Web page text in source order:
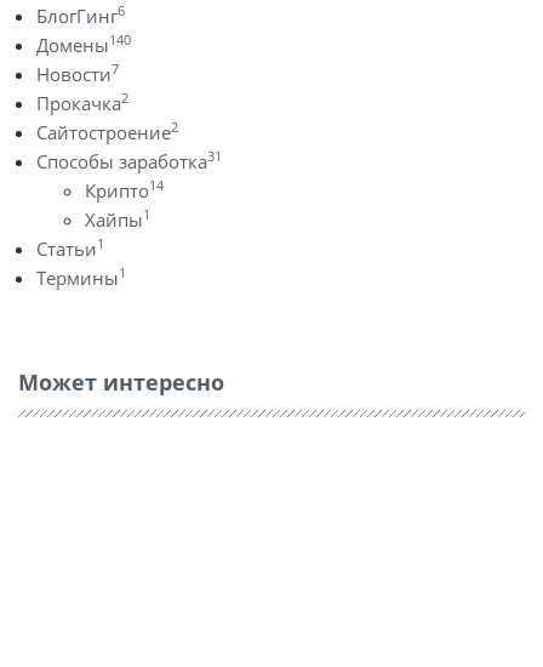
БлогГинг6
Домены140
Новости7
Прокачка2
Сайтостроение2
Способы заработка31
Крипто14
Хайпы1
Статьи1
Термины1
Может интересно